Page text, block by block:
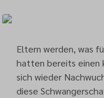
Eltern werden, was
hatten bereits einen
sich wieder
diese